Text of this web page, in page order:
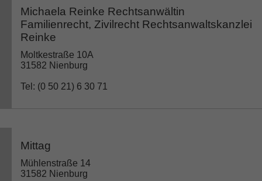
Michaela Reinke Rechtsanwältin
Familienrecht, Zivilrecht Rechtsanwaltskanzlei
Reinke
Moltkestraße 10A
31582 Nienburg
Tel: (0 50 21) 6 30 71
Mittag
Mühlenstraße 14
31582 Nienburg